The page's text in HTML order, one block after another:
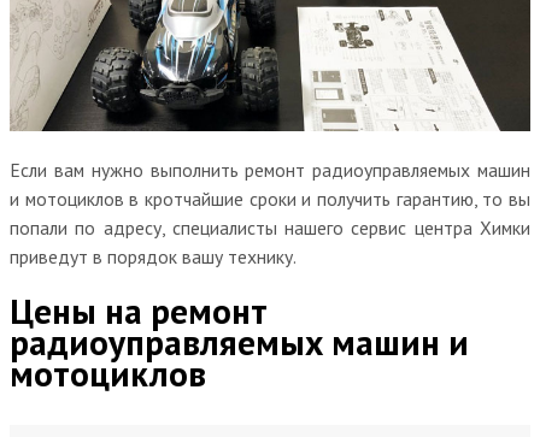
Если вам нужно выполнить ремонт радиоуправляемых машин
и мотоциклов в кротчайшие сроки и получить гарантию, то вы
попали по адресу, специалисты нашего сервис центра Химки
приведут в порядок вашу технику.
Цены на ремонт
радиоуправляемых машин и
мотоциклов